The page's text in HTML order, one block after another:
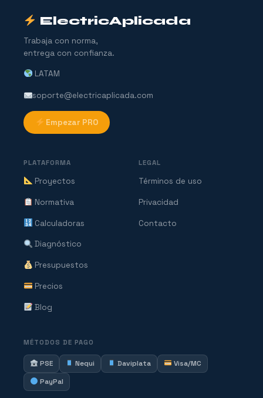
ElectricAplicada
Trabaja con norma,
entrega con confianza.
LATAM
soporte@electricaplicada.com
Empezar PRO
PLATAFORMA
Proyectos
Normativa
Calculadoras
Diagnóstico
Presupuestos
Precios
Blog
LEGAL
Términos de uso
Privacidad
Contacto
MÉTODOS DE PAGO
PSE Nequi Daviplata
Visa/MC
PayPal